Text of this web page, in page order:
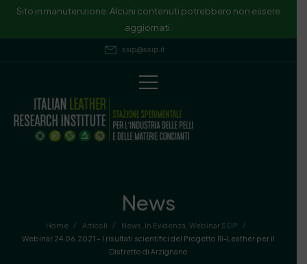
Sito in manutenzione. Alcuni contenuti potrebbero non essere
aggiornati.
ssip@ssip.it
News
Home / Articoli / News In Evidenza Webinar SSIP
/
Webinar 24.06.2021 – I risultati scientifici del Progetto Ri-Leather per il
Distretto di Arzignano